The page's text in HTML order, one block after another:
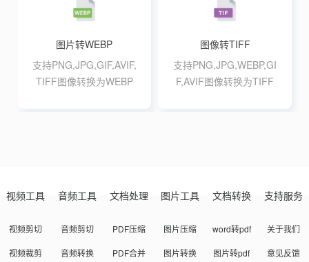
图片转WEBP
支持PNG,JPG,GIF,AVIF,
TIFF图像转换为WEBP
图像转TIFF
支持PNG,JPG,WEBP,GI
F,AVIF图像转换为TIFF
视频工具
视频剪切
视频裁剪
音频工具
音频剪切
音频转换
文档处理
PDF压缩
PDF合并
图片工具
图片压缩
图片转换
文档转换
word转pdf
图片转pdf
支持服务
关于我们
意见反馈